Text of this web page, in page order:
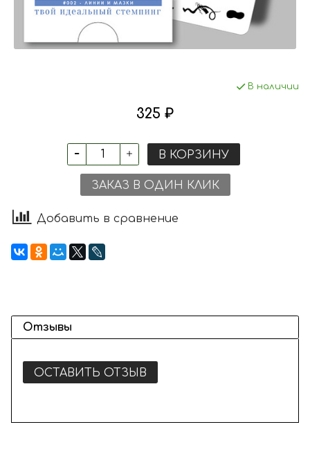
В наличии
325 ₽
В КОРЗИНУ
ЗАКАЗ В ОДИН КЛИК
Добавить в сравнение
Отзывы
ОСТАВИТЬ ОТЗЫВ